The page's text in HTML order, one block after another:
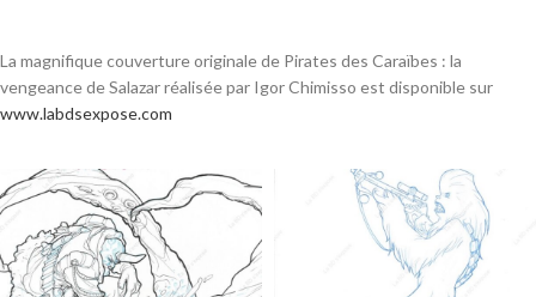
La magnifique couverture originale de Pirates des Caraïbes : la
vengeance de Salazar réalisée par Igor Chimisso est disponible sur
www.labdsexpose.com